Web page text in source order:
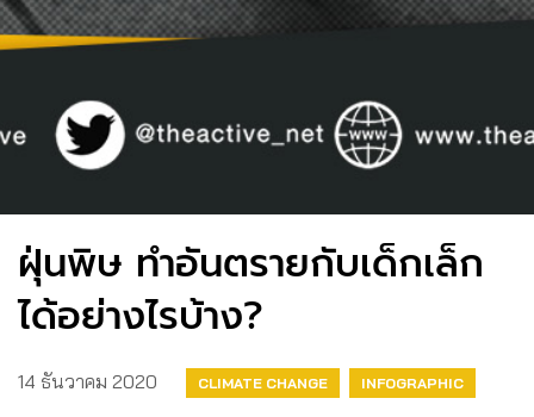
ฝุ่นพิษ ทำอันตรายกับเด็กเล็ก
ได้อย่างไรบ้าง?
14 ธันวาคม 2020 CLIMATE CHANGE INFOGRAPHIC